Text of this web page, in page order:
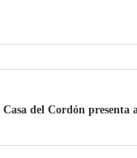
del Cordón presenta